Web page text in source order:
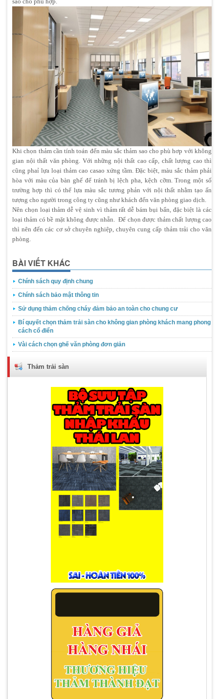
Khi chọn thảm cần tính toán đến màu sắc thảm sao cho phù hơp với không
gian nội thất văn phòng. Với những nội thất cao cấp, chất lượng cao thì
cũng phaỉ lựa loại thảm cao casao xứng tầm. Đặc biệt, màu sắc thảm phải
hòa với màu của bàn ghế để tránh bị lệch pha, kệch cỡm. Trong một số
trường hợp thì có thể lựa màu sắc tương phản với nội thất nhằm tạo ấn
tượng cho người trong công ty cũng như khách đến văn phòng giao dịch.
Nên chọn loại thảm dễ vệ sinh vì thảm rất dễ bám bụi bẩn, đặc biệt là các
loại thảm có bề mặt không được nhẵn. Để chọn được thảm chất lượng cao
thì nên đến các cơ sở chuyên nghiệp, chuyên cung cấp thảm trải cho văn
phòng.
BÀI VIẾT KHÁC
Chính sách quy định chung
Chính sách bảo mật thông tin
Sử dụng thảm chống cháy đảm bảo an toàn cho chung cư
Bí quyết chọn thảm trải sàn cho không gian phòng khách mang phong
cách cổ điển
Vài cách chọn ghế văn phòng đơn giản
Thảm trải sàn